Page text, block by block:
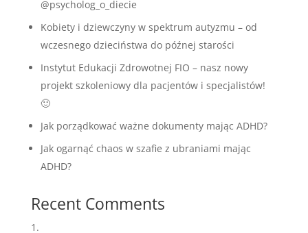
@psycholog_o_diecie
Kobiety i dziewczyny w spektrum autyzmu – od
wczesnego dzieciństwa do późnej starości
Instytut Edukacji Zdrowotnej FIO – nasz nowy
projekt szkoleniowy dla pacjentów i specjalistów!
🙂
Jak porządkować ważne dokumenty mając ADHD?
Jak ogarnąć chaos w szafie z ubraniami mając
ADHD?
Recent Comments